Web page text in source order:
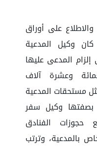
على أوراق
وكيل المدعية
المدعى عليها
أربعمائة وعشرة آلاف
مستحقات المدعية
بصفتها وكيل سفر
حجوزات الفنادق
بالمدعية، وترتب